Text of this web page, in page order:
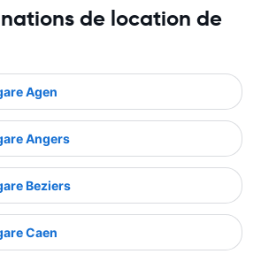
de location de
Agen
Angers
Beziers
Caen